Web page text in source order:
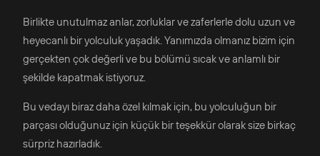
Birlikte unutulmaz anlar, zorluklar ve zaferlerle dolu uzun ve
heyecanlı bir yolculuk yaşadık. Yanımızda olmanız bizim için
gerçekten çok değerli ve bu bölümü sıcak ve anlamlı bir
şekilde kapatmak istiyoruz.
Bu vedayı biraz daha özel kılmak için, bu yolculuğun bir
parçası olduğunuz için küçük bir teşekkür olarak size birkaç
sürpriz hazırladık.